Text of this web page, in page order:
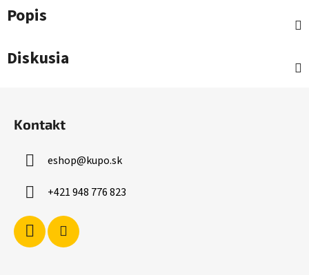
Popis
Diskusia
Kontakt
eshop@kupo.sk
+421 948 776 823